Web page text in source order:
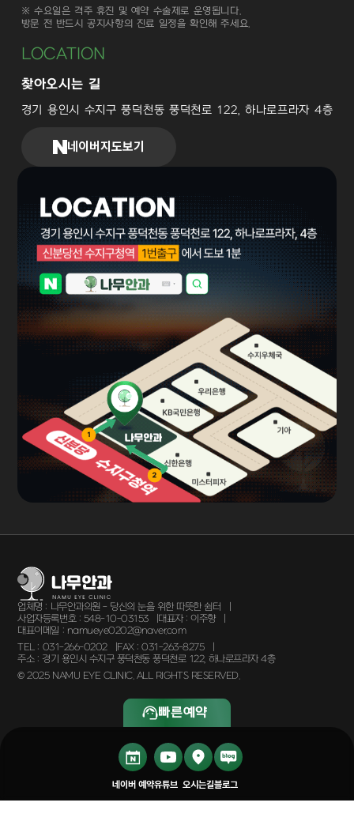
빠른예약
네이버 예약유튜브 오시는길블로그
※ 수요일은 격주 휴진 및 예약 수술제로 운영됩니다.
방문 전 반드시 공지사항의 진료 일정을 확인해 주세요.
LOCATION
찾아오시는 길
경기 용인시 수지구 풍덕천동 풍덕천로 122, 하나로프라자 4층
네이버지도보기
업체명 : 나무안과의원 - 당신의 눈을 위한 따뜻한 쉼터
사업자등록번호 : 548-10-03153 대표자 :이주향
대표이메일 : namueye0202@naver.com
TEL : 031-266-0202 FAX :031-263-8275
주소 : 경기 용인시 수지구 풍덕천동 풍덕천로 122, 하나로프라자 4층
© 2025 NAMU EYE CLINIC. ALL RIGHTS RESERVED.